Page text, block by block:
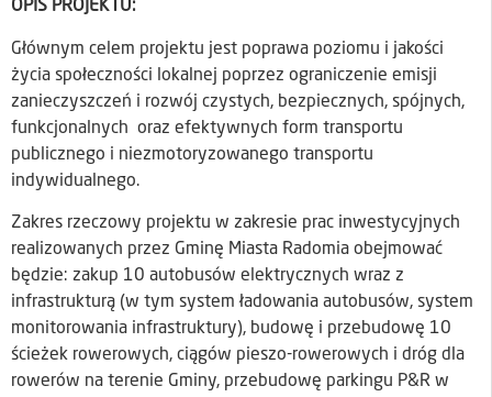
OPIS PROJEKTU:
Głównym celem projektu jest poprawa poziomu i jakości
życia społeczności lokalnej poprzez ograniczenie emisji
zanieczyszczeń i rozwój czystych, bezpiecznych, spójnych,
funkcjonalnych oraz efektywnych form transportu
publicznego i niezmotoryzowanego transportu
indywidualnego.
Zakres rzeczowy projektu w zakresie prac inwestycyjnych
realizowanych przez Gminę Miasta Radomia obejmować
będzie: zakup 10 autobusów elektrycznych wraz z
infrastrukturą (w tym system ładowania autobusów, system
monitorowania infrastruktury), budowę i przebudowę 10
ścieżek rowerowych, ciągów pieszo-rowerowych i dróg dla
rowerów na terenie Gminy, przebudowę parkingu P&R w